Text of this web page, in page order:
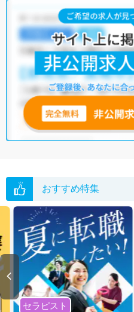
おすすめ特集
セラピスト